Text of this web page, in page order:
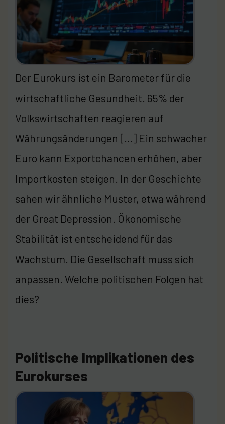
Der Eurokurs ist ein Barometer für die
wirtschaftliche Gesundheit. 65% der
Volkswirtschaften reagieren auf
Währungsänderungen […] Ein schwacher
Euro kann Exportchancen erhöhen, aber
Importkosten steigen. In der Geschichte
sahen wir ähnliche Muster, etwa während
der Great Depression. Ökonomische
Stabilität ist entscheidend für das
Wachstum. Die Gesellschaft muss sich
anpassen. Welche politischen Folgen hat
dies?
Politische Implikationen des
Eurokurses